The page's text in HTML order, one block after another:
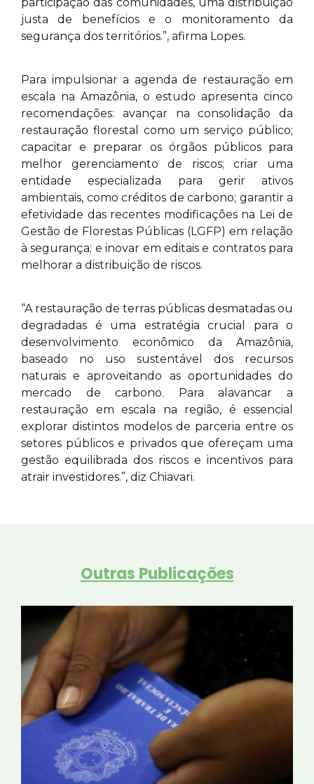
justa de benefícios e o monitoramento da
segurança dos territórios.”, afirma Lopes.
Para impulsionar a agenda de restauração em
escala na Amazônia, o estudo apresenta cinco
recomendações: avançar na consolidação da
restauração florestal como um serviço público;
capacitar e preparar os órgãos públicos para
melhor gerenciamento de riscos; criar uma
entidade especializada para gerir ativos
ambientais, como créditos de carbono; garantir a
efetividade das recentes modificações na Lei de
Gestão de Florestas Públicas (LGFP) em relação
à segurança; e inovar em editais e contratos para
melhorar a distribuição de riscos.
“A restauração de terras públicas desmatadas ou
degradadas é uma estratégia crucial para o
desenvolvimento econômico da Amazônia,
baseado no uso sustentável dos recursos
naturais e aproveitando as oportunidades do
mercado de carbono. Para alavancar a
restauração em escala na região, é essencial
explorar distintos modelos de parceria entre os
setores públicos e privados que ofereçam uma
gestão equilibrada dos riscos e incentivos para
atrair investidores.”, diz Chiavari.
Outras Publicações